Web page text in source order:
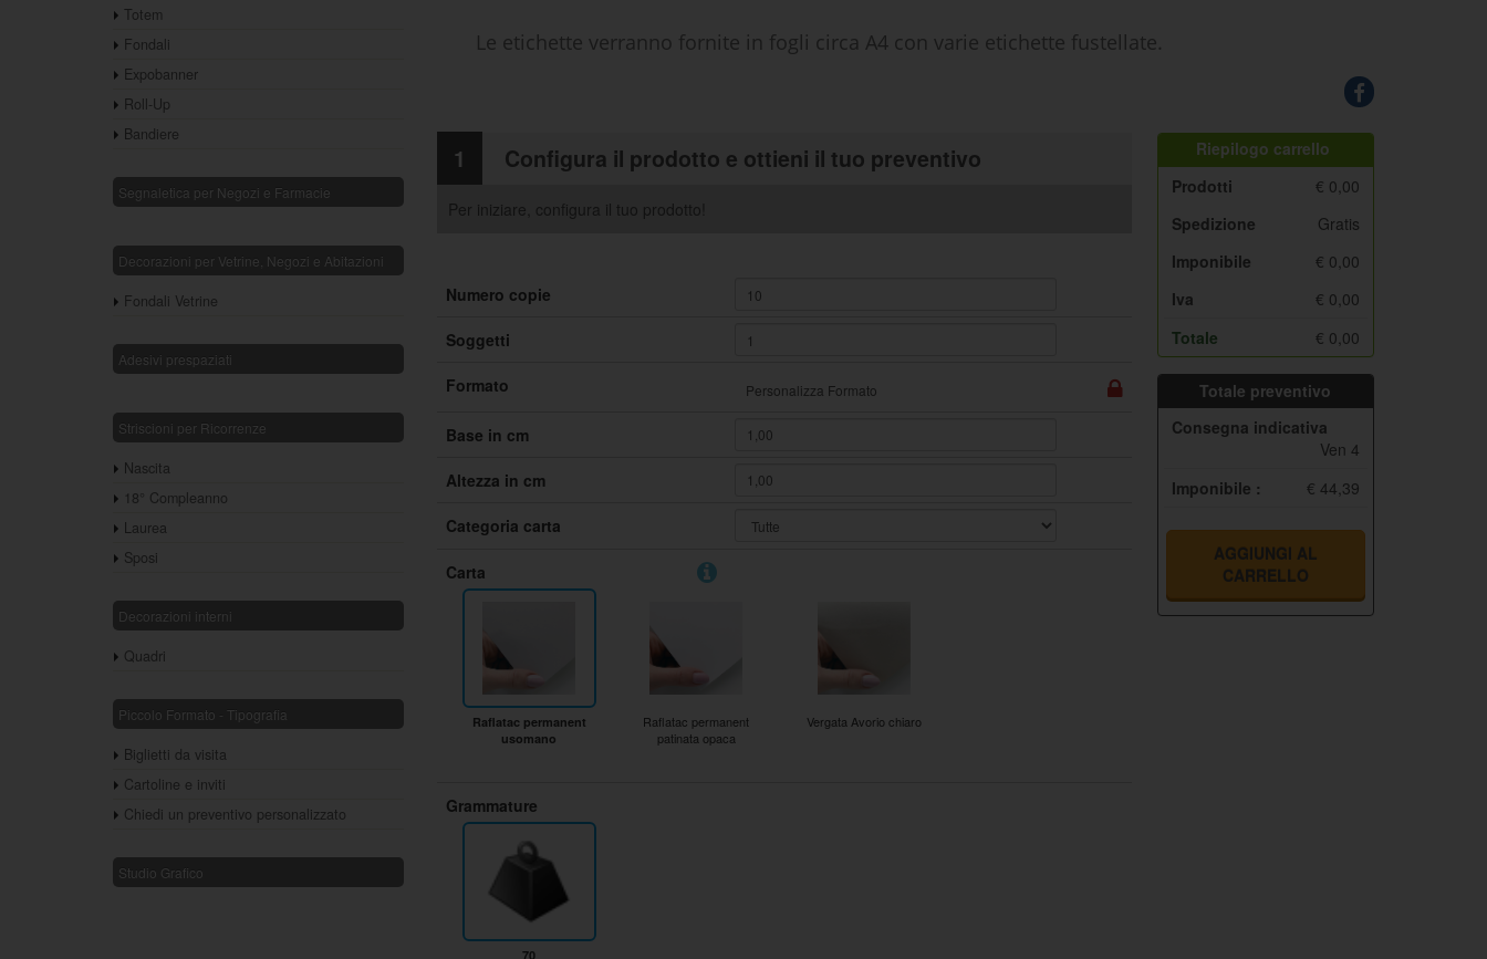
Totem
Fondali
Expobanner
Roll-Up
Bandiere
Segnaletica per Negozi e Farmacie
Decorazioni per Vetrine, Negozi e Abitazioni
Fondali Vetrine
Adesivi prespaziati
Striscioni per Ricorrenze
Nascita
18° Compleanno
Laurea
Sposi
Decorazioni interni
Quadri
Piccolo Formato - Tipografia
Biglietti da visita
Cartoline e inviti
Chiedi un preventivo personalizzato
Studio Grafico
Le etichette verranno fornite in fogli circa A4 con varie etichette fustellate.
1 Configura il prodotto e ottieni il tuo preventivo
Per iniziare, configura il tuo prodotto!
Numero copie
Soggetti
Formato
Base in cm
Altezza in cm
Categoria carta
Carta
Raflatac permanent
usomano
Raflatac permanent
patinata opaca
Vergata Avorio chiaro
Grammature
70
Riepilogo carrello
Prodotti
€ 0,00
Spedizione
Gratis
Imponibile
€ 0,00
Iva
€ 0,00
Totale
€ 0,00
Totale preventivo
Consegna indicativa
Ven 4
Imponibile :
€ 44,39
AGGIUNGI AL
CARRELLO